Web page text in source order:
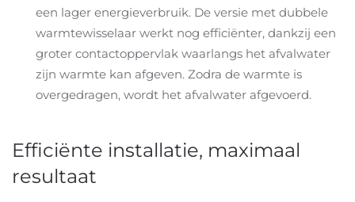
een lager energieverbruik. De versie met dubbele
warmtewisselaar werkt nog efficiënter, dankzij een
groter contactoppervlak waarlangs het afvalwater
zijn warmte kan afgeven. Zodra de warmte is
overgedragen, wordt het afvalwater afgevoerd.
Efficiënte installatie, maximaal
resultaat